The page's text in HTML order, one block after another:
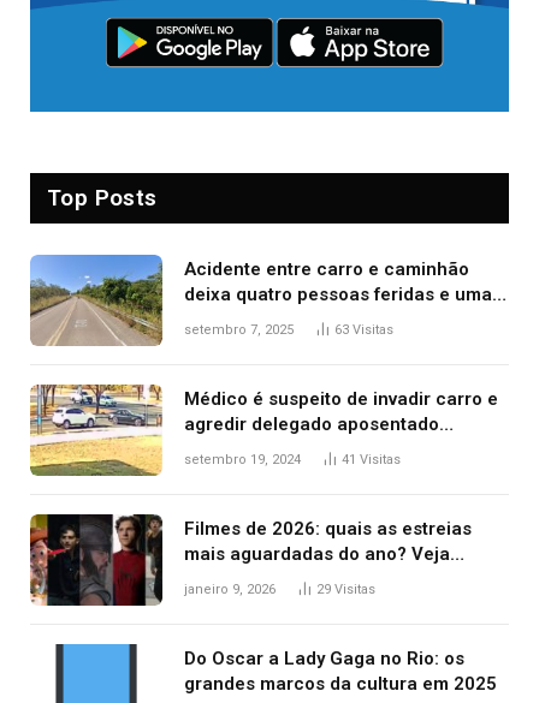
Top Posts
Acidente entre carro e caminhão
deixa quatro pessoas feridas e uma
mulher morta na TO-070
setembro 7, 2025 63 Visitas
Médico é suspeito de invadir carro e
agredir delegado aposentado
durante confusão no trânsito
setembro 19, 2024 41 Visitas
Filmes de 2026: quais as estreias
mais aguardadas do ano? Veja
principais lançamentos do cinema
janeiro 9, 2026 29 Visitas
Do Oscar a Lady Gaga no Rio: os
grandes marcos da cultura em 2025